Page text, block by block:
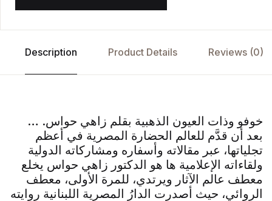
Description Product Details Reviews (0)
خوفو وذات العيون الذهبية بقلم زاهي حواس. …
بعد أن قدَّم للعالم الحضارة المصرية في أعظم
تجلياتها، عبر مقالاته وأسفاره ومشاركاته الدولية
ولقاءاته الإعلامية ها هو الدكتور زاهي حواس يخلع
معطف عالم الآثار ويرتدي، للمرة الأولى، معطف
الروائي، حيث أصدرت الدارُ المصرية اللبنانية روايته